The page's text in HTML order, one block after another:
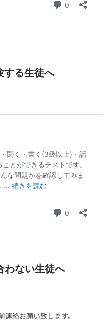
る生徒へ
ない生徒へ
絡お願い致します。